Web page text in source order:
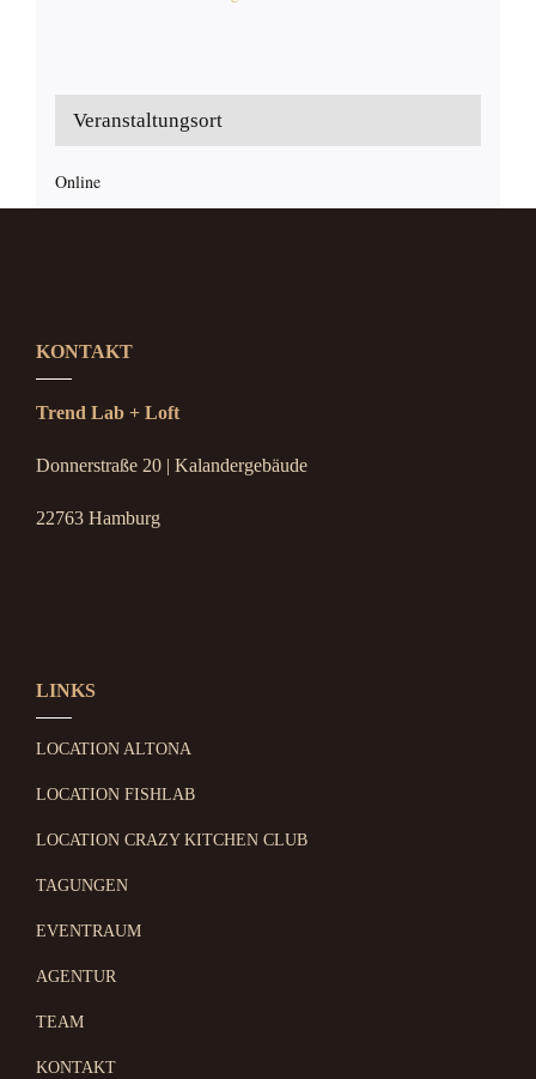
Veranstaltungsort
Online
KONTAKT
Trend Lab + Loft
Donnerstraße 20 | Kalandergebäude
22763 Hamburg
LINKS
LOCATION ALTONA
LOCATION FISHLAB
LOCATION CRAZY KITCHEN CLUB
TAGUNGEN
EVENTRAUM
AGENTUR
TEAM
KONTAKT